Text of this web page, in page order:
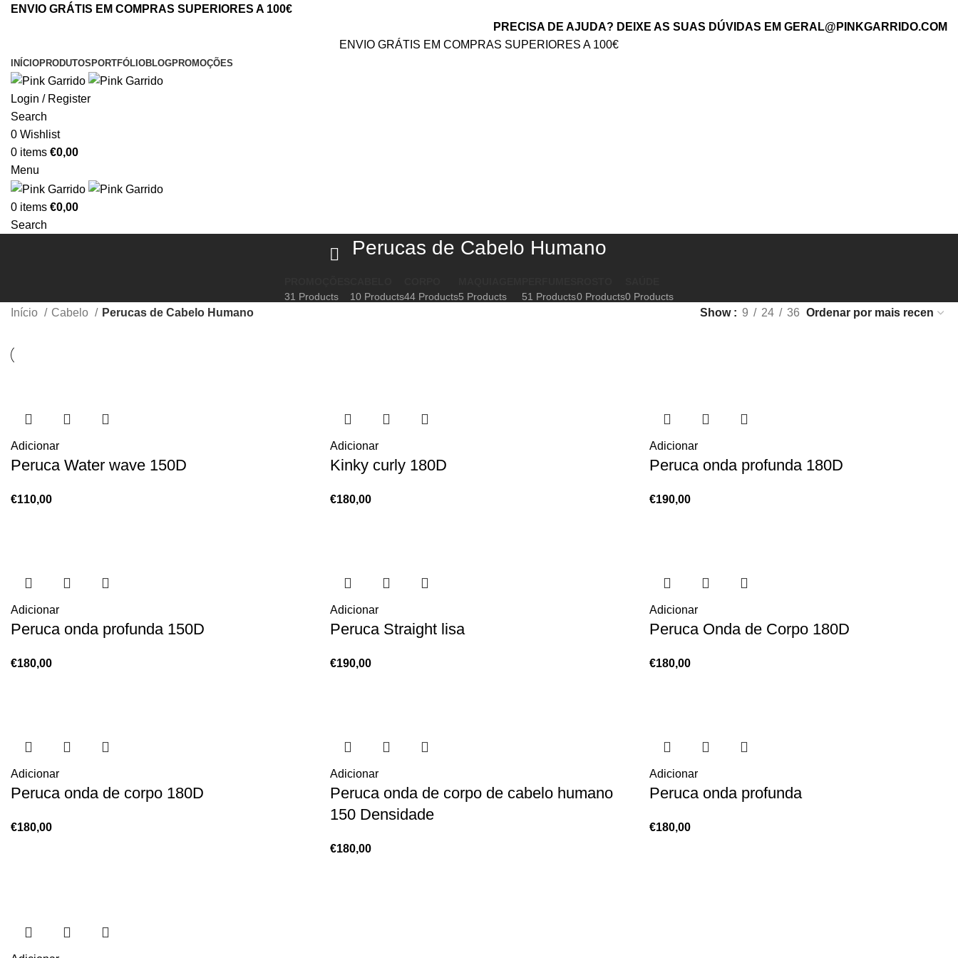
ENVIO GRÁTIS EM COMPRAS SUPERIORES A 100€
PRECISA DE AJUDA? DEIXE AS SUAS DÚVIDAS EM GERAL@PINKGARRIDO.COM
ENVIO GRÁTIS EM COMPRAS SUPERIORES A 100€
INÍCIOPRODUTOS PORTFÓLIOBLOGPROMOÇÕES
Login / Register
Search
0 Wishlist
0 items €0,00
Menu
0 items €0,00
Search
Perucas de Cabelo Humano
31 Products
10 Products44 Products5 Products
51 Products0 Products0 Products
Início Cabelo Perucas de Cabelo Humano Show 9 24 36
Adicionar
Peruca Water wave 150D
€110,00
Adicionar
Kinky curly 180D
€180,00
Adicionar
Peruca onda profunda 180D
€190,00
Adicionar
Peruca onda profunda 150D
€180,00
Adicionar
Peruca Straight lisa
€190,00
Adicionar
Peruca Onda de Corpo 180D
€180,00
Adicionar
Peruca onda de corpo 180D
€180,00
Adicionar
Peruca onda de corpo de cabelo humano
150 Densidade
€180,00
Adicionar
Peruca onda profunda
€180,00